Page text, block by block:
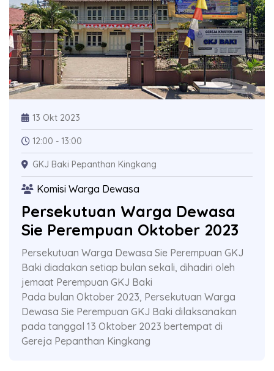
13 Okt 2023
12:00 - 13:00
GKJ Baki Pepanthan Kingkang
Komisi Warga Dewasa
Persekutuan Warga Dewasa
Sie Perempuan Oktober 2023
Persekutuan Warga Dewasa Sie Perempuan GKJ
Baki diadakan setiap bulan sekali, dihadiri oleh
jemaat Perempuan GKJ Baki
Pada bulan Oktober 2023, Persekutuan Warga
Dewasa Sie Perempuan GKJ Baki dilaksanakan
pada tanggal 13 Oktober 2023 bertempat di
Gereja Pepanthan Kingkang